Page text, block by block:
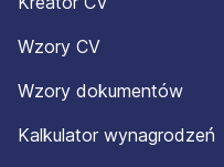
Wzory CV
Wzory dokumentów
Kalkulator wynagrodzeń